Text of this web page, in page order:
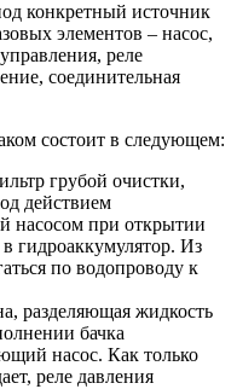
конкретный источник
элементов – насос,
реле
соединительная
состоит в следующем:
грубой очистки,
действием
насосом при открытии
гидроаккумулятор. Из
по водопроводу к
разделяющая жидкость
бачка
насос. Как только
реле давления